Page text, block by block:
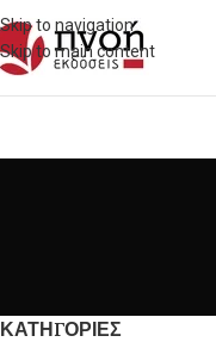
Skip to navigation
Skip to main content
ΚΑΤΗΓΟΡΙΕΣ